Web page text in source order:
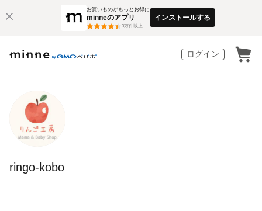
お買いものがもっとお得に
minneのアプリ
3万件以上
インストールする
ログイン
ringo-kobo